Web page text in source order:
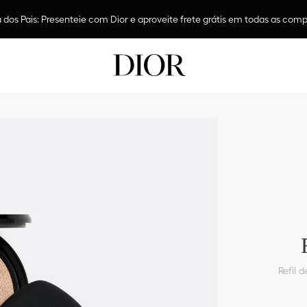
dos Pais: Presenteie com Dior e aproveite frete grátis em todas as
Refil